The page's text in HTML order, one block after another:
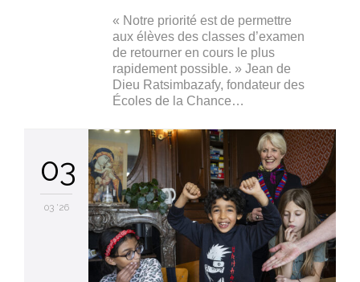
« Notre priorité est de permettre
aux élèves des classes d’examen
de retourner en cours le plus
rapidement possible. » Jean de
Dieu Ratsimbazafy, fondateur des
Écoles de la Chance…
03
03 '26